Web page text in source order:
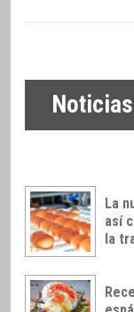
La
así
la